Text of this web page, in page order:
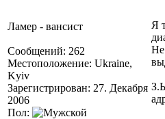
Ламер - вансист
Сообщений: 262
Местоположение: Ukraine,
Kyiv
Зарегистрирован: 27. Декабря
2006
Пол:
Я
Не